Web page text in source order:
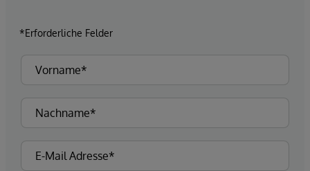
*Erforderliche Felder